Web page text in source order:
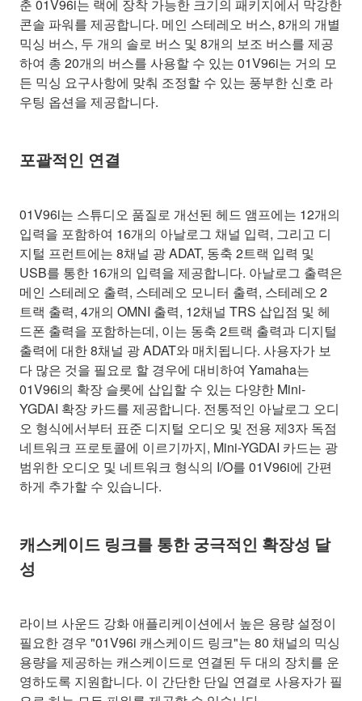
춘 01V96i는 랙에 장착 가능한 크기의 패키지에서 막강한
콘솔 파워를 제공합니다. 메인 스테레오 버스, 8개의 개별
믹싱 버스, 두 개의 솔로 버스 및 8개의 보조 버스를 제공
하여 총 20개의 버스를 사용할 수 있는 01V96i는 거의 모
든 믹싱 요구사항에 맞춰 조정할 수 있는 풍부한 신호 라
우팅 옵션을 제공합니다.
포괄적인 연결
01V96i는 스튜디오 품질로 개선된 헤드 앰프에는 12개의
입력을 포함하여 16개의 아날로그 채널 입력, 그리고 디
지털 프런트에는 8채널 광 ADAT, 동축 2트랙 입력 및
USB를 통한 16개의 입력을 제공합니다. 아날로그 출력은
메인 스테레오 출력, 스테레오 모니터 출력, 스테레오 2
트랙 출력, 4개의 OMNI 출력, 12채널 TRS 삽입점 및 헤
드폰 출력을 포함하는데, 이는 동축 2트랙 출력과 디지털
출력에 대한 8채널 광 ADAT와 매치됩니다. 사용자가 보
다 많은 것을 필요로 할 경우에 대비하여 Yamaha는
01V96i의 확장 슬롯에 삽입할 수 있는 다양한 Mini-
YGDAI 확장 카드를 제공합니다. 전통적인 아날로그 오디
오 형식에서부터 표준 디지털 오디오 및 전용 제3자 독점
네트워크 프로토콜에 이르기까지, Mini-YGDAI 카드는 광
범위한 오디오 및 네트워크 형식의 I/O를 01V96i에 간편
하게 추가할 수 있습니다.
캐스케이드 링크를 통한 궁극적인 확장성 달
성
라이브 사운드 강화 애플리케이션에서 높은 용량 설정이
필요한 경우 "01V96i 캐스케이드 링크"는 80 채널의 믹싱
용량을 제공하는 캐스케이드로 연결된 두 대의 장치를 운
영하도록 지원합니다. 이 간단한 단일 연결로 사용자가 필